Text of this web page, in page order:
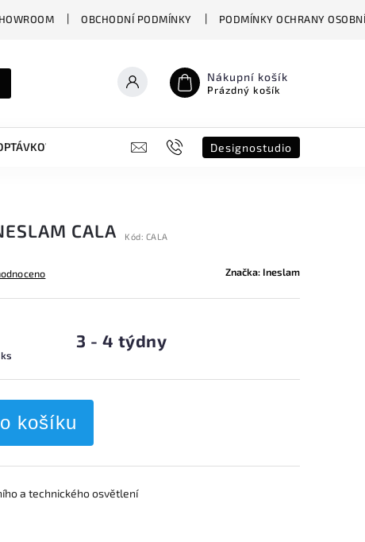
OBCHODNÍ PODMÍNKY PODMÍNKY OCHRANY
Nákupní košík
Prázdný košík
FORMULÁŘ B2B SHOWROOM
Designostudio
CALA Kód: CALA
Značka: Ineslam
3 - 4 týdny
košíku
a technického osvětlení